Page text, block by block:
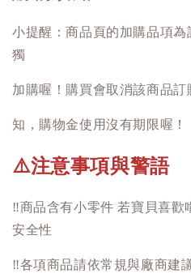
小提醒：商品頁的加購品項
獨
加購喔！購買會取消該商品
知，購物金使用沒有期限喔！
⚠️注意事項與警語
‼️商品含有小零件 若寶貝喜歡
安全性
‼️各項商品請依常規與廠商建